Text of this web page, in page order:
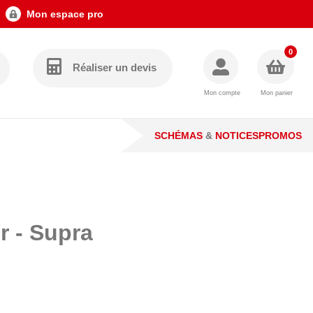
Mon espace pro
Réaliser un devis
Mon compte Mon panier
0
SCHÉMAS & NOTICESPROMOS
- Supra